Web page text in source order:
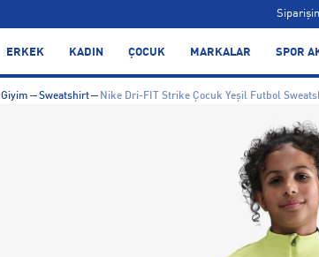
ERKEK KADIN ÇOCUK MARKALAR SPOR
Giyim Sweatshirt
Nike Dri-FIT Strike Çocuk Yeşil Futbol